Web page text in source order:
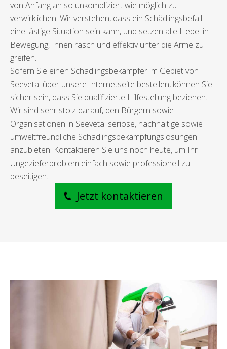
von Anfang an so unkompliziert wie möglich zu
verwirklichen. Wir verstehen, dass ein Schädlingsbefall
eine lästige Situation sein kann, und setzen alle Hebel in
Bewegung, Ihnen rasch und effektiv unter die Arme zu
greifen.
Sofern Sie einen Schädlingsbekämpfer im Gebiet von
Seevetal über unsere Internetseite bestellen, können Sie
sicher sein, dass Sie qualifizierte Hilfestellung beziehen.
Wir sind sehr stolz darauf, den Bürgern sowie
Organisationen in Seevetal seriöse, nachhaltige sowie
umweltfreundliche Schädlingsbekämpfungslösungen
anzubieten. Kontaktieren Sie uns noch heute, um Ihr
Ungezieferproblem einfach sowie professionell zu
beseitigen.
Jetzt kontaktieren